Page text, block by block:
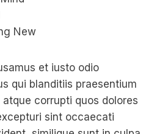
New
et iusto odio
qui blanditiis praesentium
corrupti quos dolores
sint occaecati